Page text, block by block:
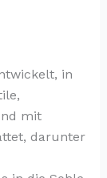
in
mit
darunter